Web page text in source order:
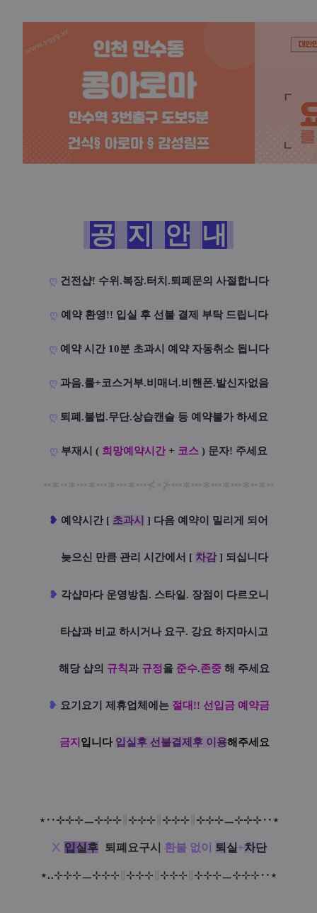
공 지 안 내
ღ 건전샵! 수위.복장.터치.퇴폐문의 사절합니다
ღ 예약 환영!! 입실 후 선불 결제 부탁 드립니다
ღ 예약 시간 10분 초과시 예약 자동취소 됩니다
ღ 과음.룰+코스거부.비매너.비핸폰.발신자없음
ღ 퇴폐.불법.무단.상습캔슬 등 예약불가 하세요
ღ 부재시 ( 희망예약시간 + 코스 ) 문자! 주세요
❥ 예 약시간 [ 초과시 ] 다음 예약이 밀리게 되어
늦으신 만큼 관리 시간에서 [ 차감] 되십니다
❥ 각샵마다 운영방침. 스타일. 장점이 다르오니
타샵과 비교 하시거나 요구. 강요 하지마시고
해당 샵의 규칙 과 규정을 준수.존중 해 주세요
❥ 요기요기 제휴업체에는 절대!! 선입금 예약금
금지 입니다 입실후 선불결제후 이용해주세요
⋆ ‥⊹⊹⊹ㅡ⊹⊹⊹∥ ⊹⊹⊹∥ ⊹⊹⊹∥ ⊹⊹⊹ㅡ⊹⊹⊹‥ ⋆
Ⅹ 입 실 후 퇴폐요구시 환불 없이 퇴 실 +차단
⋆‥⊹⊹⊹ㅡ⊹⊹⊹ ⊹⊹⊹ ⊹⊹⊹ ⊹⊹⊹ㅡ⊹⊹⊹‥ ⋆